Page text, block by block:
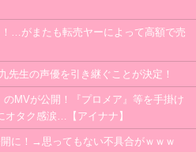
！…がまたも転売ヤーによって高額で売
先生の声優を引き継ぐことが決定！
MVが公開！『プロメア』等を手掛け
オタク感涙…【アイナナ】
に！→思ってもない不具合がｗｗｗ